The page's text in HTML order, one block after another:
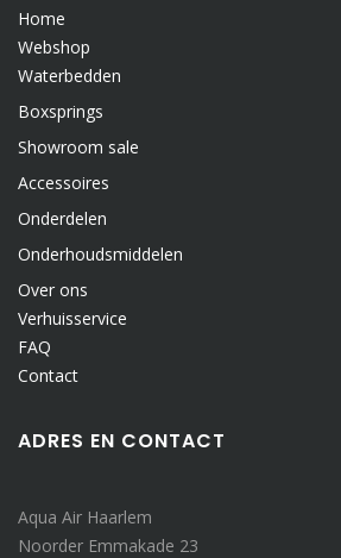
Home
Webshop
Waterbedden
Boxsprings
Showroom sale
Accessoires
Onderdelen
Onderhoudsmiddelen
Over ons
Verhuisservice
FAQ
Contact
ADRES EN CONTACT
Aqua Air Haarlem
Noorder Emmakade 23